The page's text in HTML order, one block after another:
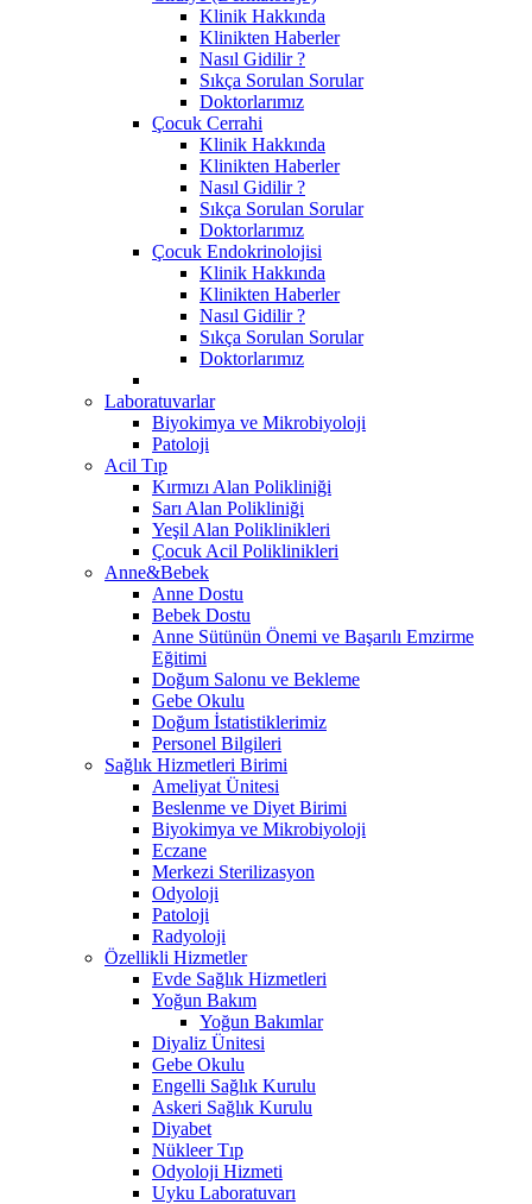
Klinik Hakkında
Klinikten Haberler
Nasıl Gidilir ?
Sıkça Sorulan Sorular
Doktorlarımız
Çocuk Cerrahi
Klinik Hakkında
Klinikten Haberler
Nasıl Gidilir ?
Sıkça Sorulan Sorular
Doktorlarımız
Çocuk Endokrinolojisi
Klinik Hakkında
Klinikten Haberler
Nasıl Gidilir ?
Sıkça Sorulan Sorular
Doktorlarımız
Laboratuvarlar
Biyokimya ve Mikrobiyoloji
Patoloji
Acil Tıp
Kırmızı Alan Polikliniği
Sarı Alan Polikliniği
Yeşil Alan Poliklinikleri
Çocuk Acil Poliklinikleri
Anne&Bebek
Anne Dostu
Bebek Dostu
Anne Sütünün Önemi ve Başarılı Emzirme
Eğitimi
Doğum Salonu ve Bekleme
Gebe Okulu
Doğum İstatistiklerimiz
Personel Bilgileri
Sağlık Hizmetleri Birimi
Ameliyat Ünitesi
Beslenme ve Diyet Birimi
Biyokimya ve Mikrobiyoloji
Eczane
Merkezi Sterilizasyon
Odyoloji
Patoloji
Radyoloji
Özellikli Hizmetler
Evde Sağlık Hizmetleri
Yoğun Bakım
Yoğun Bakımlar
Diyaliz Ünitesi
Gebe Okulu
Engelli Sağlık Kurulu
Askeri Sağlık Kurulu
Diyabet
Nükleer Tıp
Odyoloji Hizmeti
Uyku Laboratuvarı